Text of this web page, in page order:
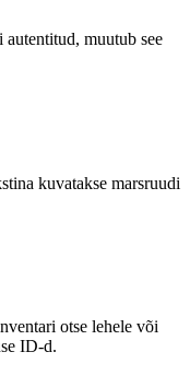
muutub see
kuvatakse marsruudi
otse lehele või
ID-d.